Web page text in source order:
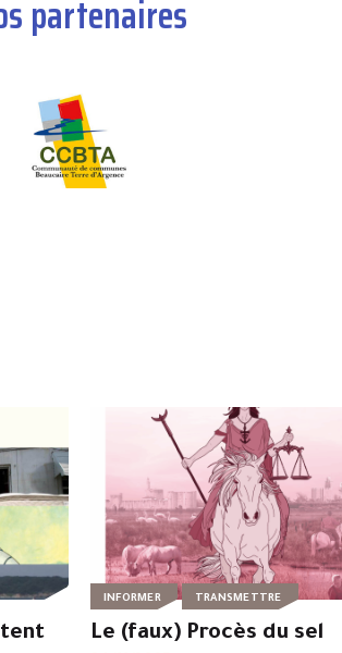
partenaires
INFORMER TRANSMETTRE
Le (faux) Procès du sel